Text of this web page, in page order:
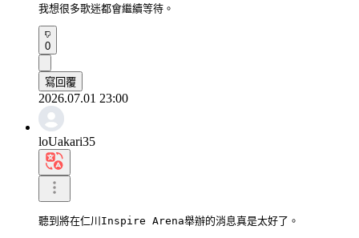
我想很多歌迷都會繼續等待。
0
寫回覆
2026.07.01 23:00
loUakari35
聽到將在仁川Inspire Arena舉辦的消息真是太好了。